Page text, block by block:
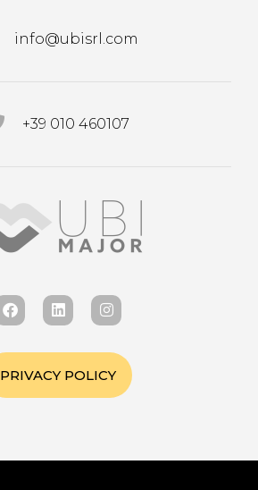
info@ubisrl.com
+39 010 460107
PRIVACY POLICY